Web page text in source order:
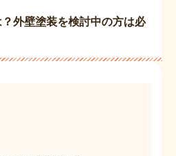
外壁塗装を検討中の方は必